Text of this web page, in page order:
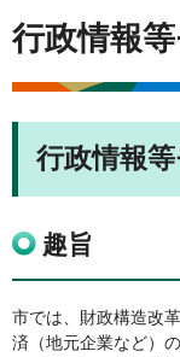
行政情報
行政情報
趣旨
市では、財政構造改
済（地元企業など）